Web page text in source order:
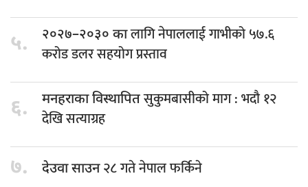
५. २०२७–२०३० कालागि नेपाललाई गाभीको ५७.६
करोड डलर सहयोग प्रस्ताव
६. मनहराका विस्थापितसुकुमबासीको माग : भदौ १२
देखि सत्याग्रह
७. देउवा साउन२८ गते नेपाल फर्किने